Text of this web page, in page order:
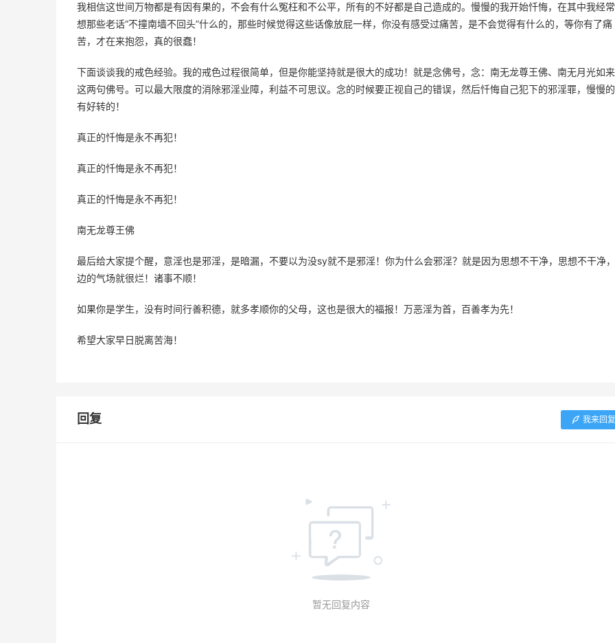
我相信这世间万物都是有因有果的，不会有什么冤枉和不公平，所有的不好都是自己造成的。慢慢的我开始忏悔，在其中我经
想那些老话“不撞南墙不回头”什么的，那些时候觉得这些话像放屁一样，你没有感受过痛苦，是不会觉得有什么的，等你有了痛
苦，才在来抱怨，真的很蠢！
下面谈谈我的戒色经验。我的戒色过程很简单，但是你能坚持就是很大的成功！就是念佛号，念：南无龙尊王佛、南无月光如
这两句佛号。可以最大限度的消除邪淫业障，利益不可思议。念的时候要正视自己的错误，然后忏悔自己犯下的邪淫罪，慢慢
有好转的！
真正的忏悔是永不再犯！
真正的忏悔是永不再犯！
真正的忏悔是永不再犯！
南无龙尊王佛
最后给大家提个醒，意淫也是邪淫，是暗漏，不要以为没sy就不是邪淫！你为什么会邪淫？就是因为思想不干净，思想不干净
边的气场就很烂！诸事不顺！
如果你是学生，没有时间行善积德，就多孝顺你的父母，这也是很大的福报！万恶淫为首，百善孝为先！
希望大家早日脱离苦海！
回复 我来回复
暂无回复内容